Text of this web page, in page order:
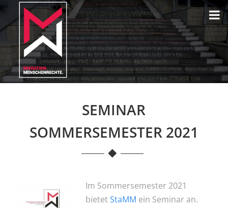
SEMINAR
SOMMERSEMESTER 2021
Im Sommersemester 2021
bietetStaMM ein Seminar an.